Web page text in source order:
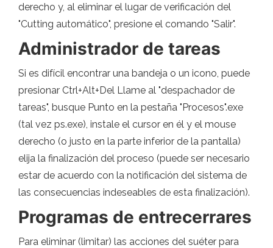
derecho y, al eliminar el lugar de verificación del
"Cutting automático", presione el comando "Salir".
Administrador de tareas
Si es difícil encontrar una bandeja o un icono, puede
presionar Ctrl+Alt+Del Llame al "despachador de
tareas", busque Punto en la pestaña "Procesos".exe
(tal vez ps.exe), instale el cursor en él y el mouse
derecho (o justo en la parte inferior de la pantalla)
elija la finalización del proceso (puede ser necesario
estar de acuerdo con la notificación del sistema de
las consecuencias indeseables de esta finalización).
Programas de entrecerrares
Para eliminar (limitar) las acciones del suéter para